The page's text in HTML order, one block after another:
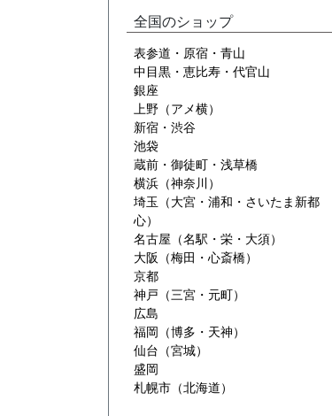
全国のショップ
表参道・原宿・青山
中目黒・恵比寿・代官山
銀座
上野（アメ横）
新宿・渋谷
池袋
蔵前・御徒町・浅草橋
横浜（神奈川）
埼玉（大宮・浦和・さいたま新都
心）
名古屋（名駅・栄・大須）
大阪（梅田・心斎橋）
京都
神戸（三宮・元町）
広島
福岡（博多・天神）
仙台（宮城）
盛岡
札幌市（北海道）